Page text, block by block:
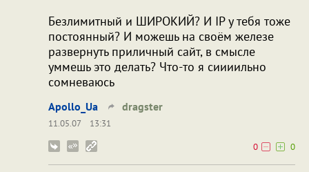
Безлимитный и ШИРОКИЙ? И IP у тебя тоже
постоянный? И можешь на своём железе
развернуть приличный сайт, в смысле
уммешь это делать? Что-то я сиииильно
сомневаюсь
Apollo_Ua dragster
11.05.07
13:31
0
0